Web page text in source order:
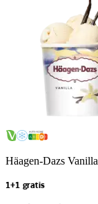
Häagen-Dazs Vanilla
1+1 gratis